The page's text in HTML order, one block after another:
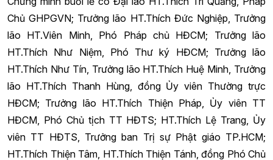
Chủ GHPGVN; Trưởng lão HT.Thích Đức Nghiệp, Trưởng
lão HT.Viên Minh, Phó Pháp chủ HĐCM; Trưởng lão
HT.Thích Như Niệm, Phó Thư ký HĐCM; Trưởng lão
HT.Thích Như Tín, Trưởng lão HT.Thích Huệ Minh, Trưởng
lão HT.Thích Thanh Hùng, đồng Ủy viên Thường trực
HĐCM; Trưởng lão HT.Thích Thiện Pháp, Ủy viên TT
HĐCM, Phó Chủ tịch TT HĐTS; HT.Thích Lệ Trang, Ủy
viên TT HĐTS, Trưởng ban Trị sự Phật giáo TP.HCM;
HT.Thích Thiện Tâm, HT.Thích Thiện Tánh, đồng Phó Chủ